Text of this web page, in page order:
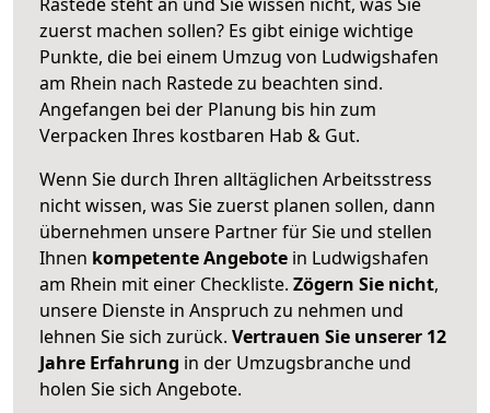
zuerst machen sollen? Es gibt einige wichtige
Punkte, die bei einem Umzug von Ludwigshafen
am Rhein nach Rastede zu beachten sind.
Angefangen bei der Planung bis hin zum
Verpacken Ihres kostbaren Hab & Gut.
Wenn Sie durch Ihren alltäglichen Arbeitsstress
nicht wissen, was Sie zuerst planen sollen, dann
übernehmen unsere Partner für Sie und stellen
Ihnen kompetente Angebote in Ludwigshafen
am Rhein mit einer Checkliste. Zögern Sie nicht,
unsere Dienste in Anspruch zu nehmen und
lehnen Sie sich zurück. Vertrauen Sie unserer 12
Jahre Erfahrung in der Umzugsbranche und
holen Sie sich Angebote.